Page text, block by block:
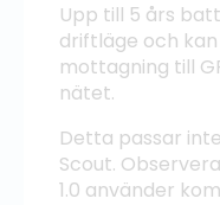
Upp till 5 års
driftläge och
mottagning till
nätet.
Detta passar
Scout.
1.0 använder